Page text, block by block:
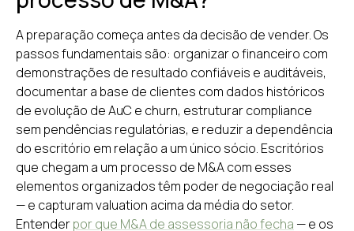
A preparação começa antes da decisão de vender. Os
passos fundamentais são: organizar o financeiro com
demonstrações de resultado confiáveis e auditáveis,
documentar a base de clientes com dados históricos
de evolução de AuC e churn, estruturar compliance
sem pendências regulatórias, e reduzir a dependência
do escritório em relação a um único sócio. Escritórios
que chegam a um processo de M&A com esses
elementos organizados têm poder de negociação real
— e capturam valuation acima da média do setor.
Entenderpor que M&A de assessoria não fecha — e os